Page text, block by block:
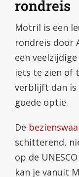
rondreis
Motril is een
rondreis door
een
iets te zien of
verblijft dan is
goede optie.
De
schitterend,
op de
kan je vanuit